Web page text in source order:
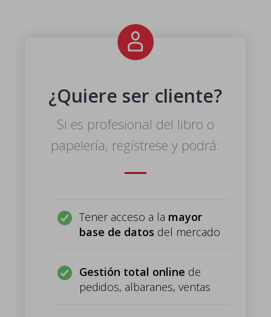
¿Quiere ser cliente?
Si es profesional del libro o
papelería, regístrese y podrá:
Tener acceso a la mayor
base de datos del mercado
Gestión total online de
pedidos, albaranes, ventas